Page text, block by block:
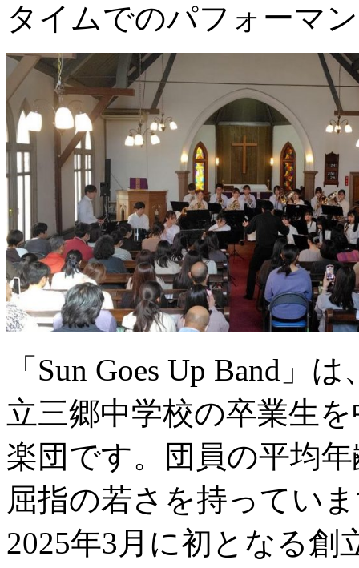
タイムでのパフォーマ
「Sun Goes Up Band」
立三郷中学校の卒業生
楽団です。団員の平均
屈指の若さを持ってい
2025年3月に初となる創